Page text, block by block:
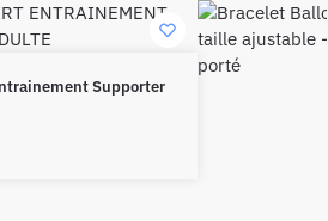
Supporter